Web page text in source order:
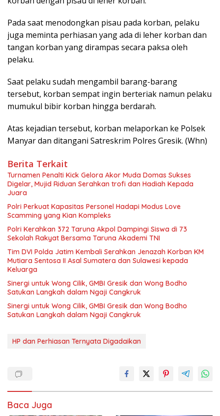
Pada saat menodongkan pisau pada korban, pelaku
juga meminta perhiasan yang ada di leher korban dan
tangan korban yang dirampas secara paksa oleh
pelaku.
Saat pelaku sudah mengambil barang-barang
tersebut, korban sempat ingin berteriak namun pelaku
mumukul bibir korban hingga berdarah.
Atas kejadian tersebut, korban melaporkan ke Polsek
Manyar dan ditangani Satreskrim Polres Gresik. (Whn)
Berita Terkait
Turnamen Penalti Kick Gelora Akor Muda Domas Sukses
Digelar, Mujid Riduan Serahkan trofi dan Hadiah Kepada
Juara
Polri Perkuat Kapasitas Personel Hadapi Modus Love
Scamming yang Kian Kompleks
Polri Kerahkan 372 Taruna Akpol Dampingi Siswa di 73
Sekolah Rakyat Bersama Taruna Akademi TNI
Tim DVI Polda Jatim Kembali Serahkan Jenazah Korban KM
Mutiara Sentosa II Asal Sumatera dan Sulawesi kepada
Keluarga
Sinergi untuk Wong Cilik, GMBI Gresik dan Wong Bodho
Satukan Langkah dalam Ngaji Cangkruk
Sinergi untuk Wong Cilik, GMBI Gresik dan Wong Bodho
Satukan Langkah dalam Ngaji Cangkruk
HP dan Perhiasan Ternyata Digadaikan
Baca Juga